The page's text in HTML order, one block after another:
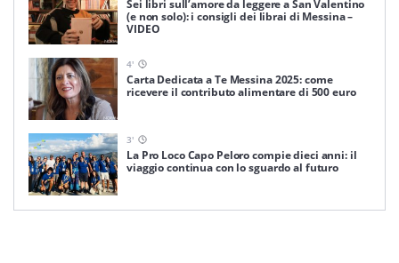
Sei libri sull’amore da leggere a San Valentino
(e non solo): i consigli dei librai di Messina –
VIDEO
4'
Carta Dedicata a Te Messina 2025: come
ricevere il contributo alimentare di 500 euro
3'
La Pro Loco Capo Peloro compie dieci anni: il
viaggio continua con lo sguardo al futuro